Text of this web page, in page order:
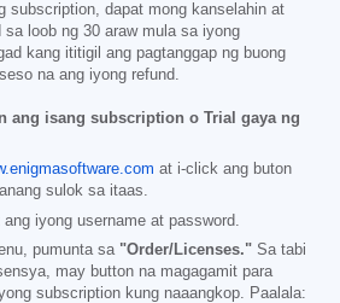
subscription, dapat mong kanselahin at
sa loob ng 30 araw mula sa iyong
kang ititigil ang pagtanggap ng buong
na ang iyong refund.
ang isang subscription o Trial gaya ng
at i-click ang buton
sulok sa itaas.
iyong username at password.
pumunta sa "Order/Licenses." Sa tabi
may button na magagamit para
subscription kung naaangkop. Paalala: